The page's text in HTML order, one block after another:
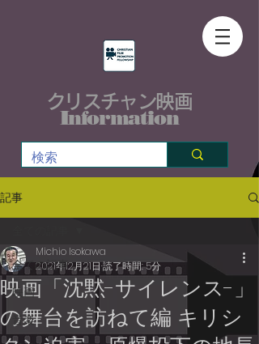
クリスチャン映画
Information
記事
全ての記事
映画
音楽
映画「沈黙-サイレンス-」
の舞台を訪ねて編 キリシ
Michio Isokawa
2021年12月21日読了時間: 5分